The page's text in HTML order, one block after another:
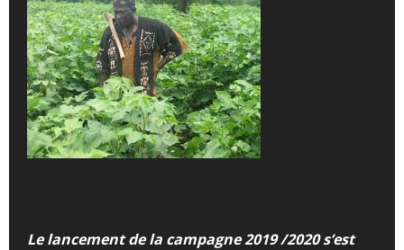
Le lancement de la campagne 2019 /2020 s’est